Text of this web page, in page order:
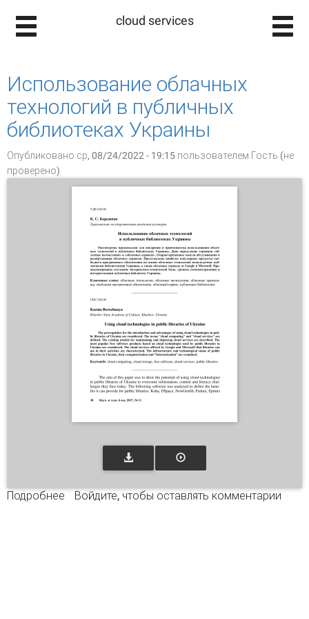
cloud services
Использование облачных
технологий в публичных
библиотеках Украины
Опубликовано ср, 08/24/2022 - 19:15 пользователем Гость (не
проверено)
Подробнее о Использование облачных технологий в
Войдите, чтобы оставлять комментарии